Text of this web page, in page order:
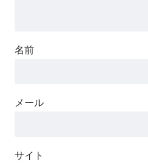
名前
メール
サイト